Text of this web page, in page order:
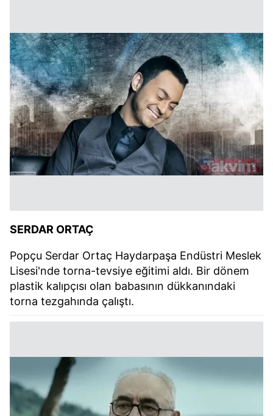
SERDAR ORTAÇ
Popçu Serdar Ortaç Haydarpaşa Endüstri Meslek
Lisesi'nde torna-tevsiye eğitimi aldı. Bir dönem
plastik kalıpçısı olan babasının dükkanındaki
torna tezgahında çalıştı.